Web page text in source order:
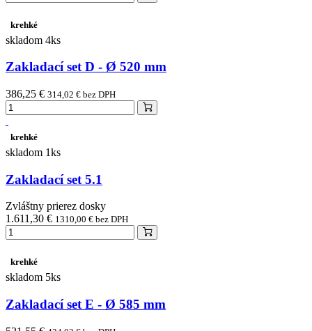
krehké
skladom 4ks
Zakladací set D - Ø 520 mm
386,25 € 314,02 € bez DPH
krehké
skladom 1ks
Zakladací set 5.1
Zvláštny prierez dosky
1.611,30 € 1310,00 € bez DPH
krehké
skladom 5ks
Zakladací set E - Ø 585 mm